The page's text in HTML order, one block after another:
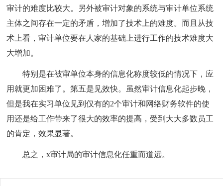
审计的难度比较大。另外被审计对象的系统与审计单位系统
主体之间存在一定的矛盾，增加了技术上的难度。而且从技
术上看，审计单位要在人家的基础上进行工作的技术难度大
大增加。
特别是在被审单位本身的信息化称度较低的情况下，应
用就更加困难了。第五是见效快。虽然审计信息化起步晚，
但是我在实习单位见到仅有的2个审计和网络财务软件的使
用还是给工作带来了很大的效率的提高，受到大大多数员工
的肯定，效果显著。
总之，x审计局的审计信息化任重而道远。